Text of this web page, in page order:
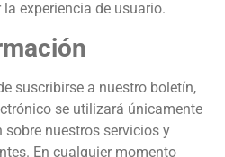
experiencia de usuario.
suscribirse a nuestro boletín,
se utilizará únicamente
nuestros servicios y
En cualquier momento